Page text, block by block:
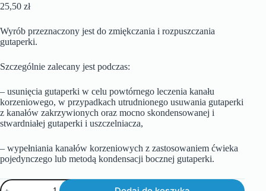
25,50 zł
Wyrób przeznaczony jest do zmiękczania i rozpuszczania
gutaperki.
Szczególnie zalecany jest podczas:
– usunięcia gutaperki w celu powtórnego leczenia kanału
korzeniowego, w przypadkach utrudnionego usuwania gutaperki
z kanałów zakrzywionych oraz mocno skondensowanej i
stwardniałej gutaperki i uszczelniacza,
– wypełniania kanałów korzeniowych z zastosowaniem ćwieka
pojedynczego lub metodą kondensacji bocznej gutaperki.